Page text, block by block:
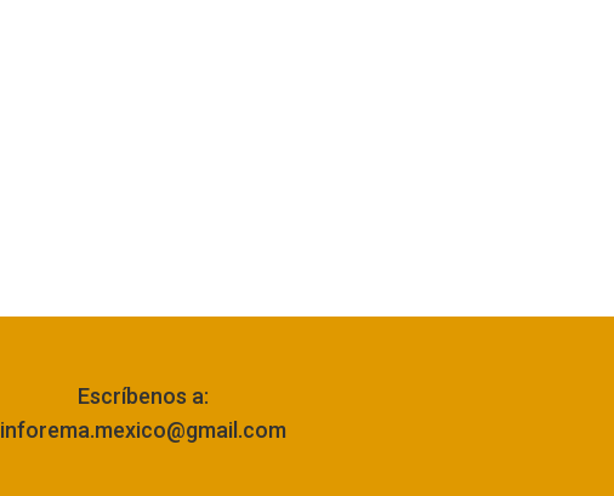
Escríbenos a:
inforema.mexico@gmail.com